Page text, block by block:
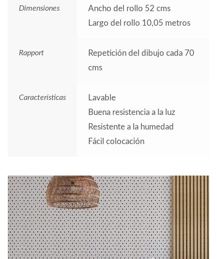
Dimensiones
Ancho del rollo 52 cms
Largo del rollo 10,05 metros
Rapport
Repetición del dibujo cada 70
cms
Características
Lavable
Buena resistencia a la luz
Resistente a la humedad
Fácil colocación